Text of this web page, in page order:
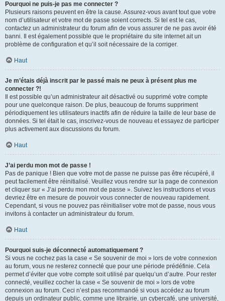
Pourquoi ne puis-je pas me connecter ?
Plusieurs raisons peuvent en être la cause. Assurez-vous avant tout que votre
nom d’utilisateur et votre mot de passe soient corrects. Si tel est le cas,
contactez un administrateur du forum afin de vous assurer de ne pas avoir été
banni. Il est également possible que le propriétaire du site internet ait un
problème de configuration et qu’il soit nécessaire de la corriger.
Haut
Je m’étais déjà inscrit par le passé mais ne peux à présent plus me
connecter ?!
Il est possible qu’un administrateur ait désactivé ou supprimé votre compte
pour une quelconque raison. De plus, beaucoup de forums suppriment
périodiquement les utilisateurs inactifs afin de réduire la taille de leur base de
données. Si tel était le cas, inscrivez-vous de nouveau et essayez de participer
plus activement aux discussions du forum.
Haut
J’ai perdu mon mot de passe !
Pas de panique ! Bien que votre mot de passe ne puisse pas être récupéré, il
peut facilement être réinitialisé. Veuillez vous rendre sur la page de connexion
et cliquer sur « J’ai perdu mon mot de passe ». Suivez les instructions et vous
devriez être en mesure de pouvoir vous connecter de nouveau rapidement.
Cependant, si vous ne pouvez pas réinitialiser votre mot de passe, nous vous
invitons à contacter un administrateur du forum.
Haut
Pourquoi suis-je déconnecté automatiquement ?
Si vous ne cochez pas la case « Se souvenir de moi » lors de votre connexion
au forum, vous ne resterez connecté que pour une période prédéfinie. Cela
permet d’éviter que votre compte soit utilisé par quelqu’un d’autre. Pour rester
connecté, veuillez cocher la case « Se souvenir de moi » lors de votre
connexion au forum. Ceci n’est pas recommandé si vous accédez au forum
depuis un ordinateur public, comme une librairie, un cybercafé, une université,